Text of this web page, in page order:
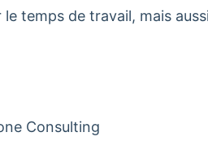
temps de travail, mais
Consulting